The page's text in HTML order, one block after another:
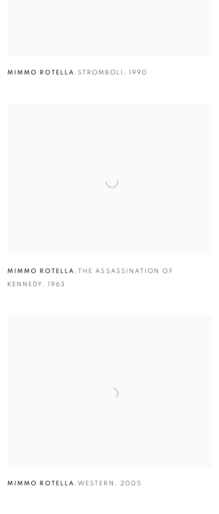
MIMMO ROTELLA , STROMBOLI , 1990
MIMMO ROTELLA , THE ASSASSINATION OF
KENNEDY , 1963
MIMMO ROTELLA , WESTERN , 2005